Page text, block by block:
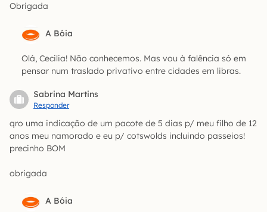
Obrigada
A Bóia
Olá, Cecilia! Não conhecemos. Mas vou à falência só em
pensar num traslado privativo entre cidades em libras.
Sabrina Martins
Responder
qro uma indicação de um pacote de 5 dias p/ meu filho de 12
anos meu namorado e eu p/ cotswolds incluindo passeios!
precinho BOM
obrigada
A Bóia